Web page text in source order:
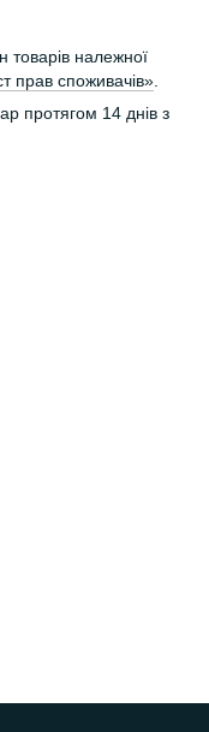
товарів належної
прав споживачів».
протягом 14 днів з